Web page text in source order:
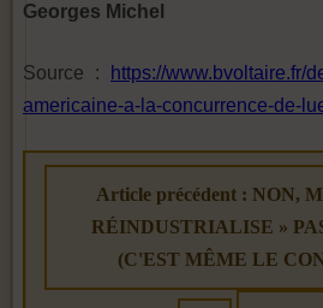
Georges Michel
Source :
https://www.bvoltaire.fr/
americaine-a-la-concurrence-de-
Article précédent : NON,
RÉINDUSTRIALISE »
(C'EST MÊME LE